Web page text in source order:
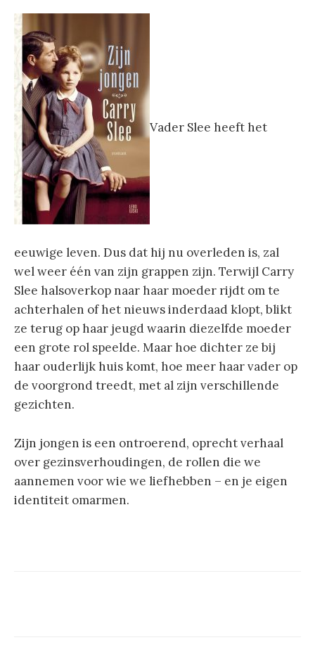
Vader Slee heeft het
eeuwige leven. Dus dat hij nu overleden is, zal
wel weer één van zijn grappen zijn. Terwijl Carry
Slee halsoverkop naar haar moeder rijdt om te
achterhalen of het nieuws inderdaad klopt, blikt
ze terug op haar jeugd waarin diezelfde moeder
een grote rol speelde. Maar hoe dichter ze bij
haar ouderlijk huis komt, hoe meer haar vader op
de voorgrond treedt, met al zijn verschillende
gezichten.
Zijn jongen is een ontroerend, oprecht verhaal
over gezinsverhoudingen, de rollen die we
aannemen voor wie we liefhebben – en je eigen
identiteit omarmen.